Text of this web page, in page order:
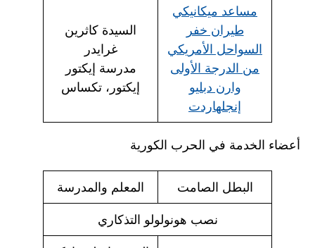
مساعد ميكانيكي
طيران خفر
السواحل الأمريكي
من الدرجة الأولى
وارن دبليو
إنجلهاردت
السيدة كاثرين
غرايدر
مدرسة إيكتور
إيكتور، تكساس
أعضاء الخدمة في الحرب الكورية
البطل الصامت المعلم والمدرسة
نصب هونولولو التذكاري